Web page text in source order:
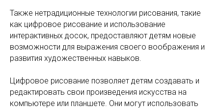
Также нетрадиционные технологии рисования, такие
как цифровое рисование и использование
интерактивных досок, предоставляют детям новые
возможности для выражения своего воображения и
развития художественных навыков.
Цифровое рисование позволяет детям создавать и
редактировать свои произведения искусства на
компьютере или планшете. Они могут использовать